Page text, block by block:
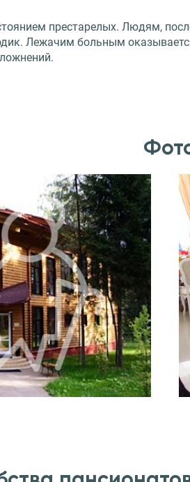
престарелых. Людям,
Лежачим больным